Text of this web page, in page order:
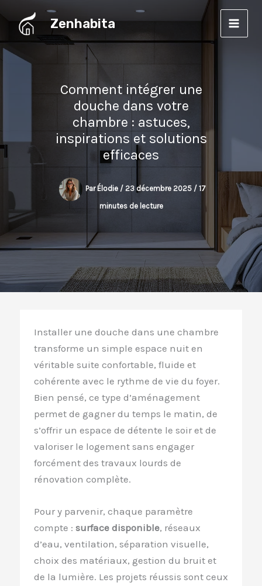
contenu
Zenhabita
Comment intégrer une
douche dans votre
chambre : astuces,
inspirations et solutions
efficaces
ParÉlodie / 23 décembre 2025 / 17
minutes de lecture
Installer une douche dans une chambre
transforme un simple espace nuit en
véritable suite confortable, fluide et
cohérente avec le rythme de vie du foyer.
Bien pensé, ce type d’aménagement
permet de gagner du temps le matin, de
s’offrir un espace de détente le soir et de
valoriser le logement sans engager
forcément des travaux lourds de
rénovation complète.
Pour y parvenir, chaque paramètre
compte : surface disponible, réseaux
d’eau, ventilation, séparation visuelle,
choix des matériaux, gestion du bruit et
de la lumière. Les projets réussis sont ceux